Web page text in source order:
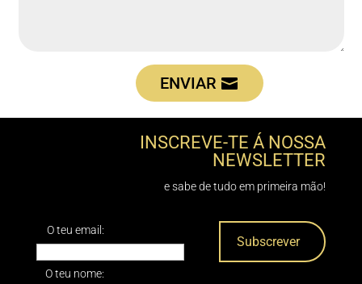
ENVIAR
INSCREVE-TE Á NOSSA
NEWSLETTER
e sabe de tudo em primeira mão!
O teu email:
O teu nome: